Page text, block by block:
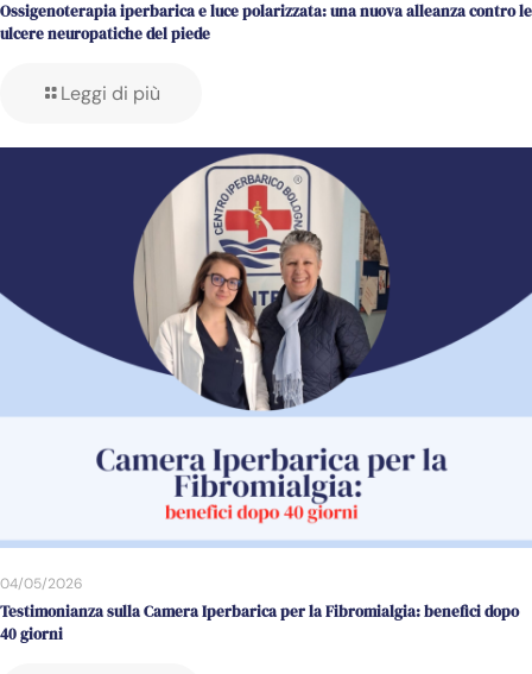
Ossigenoterapia iperbarica e luce polarizzata: una nuova alleanza contro le
ulcere neuropatiche del piede
Leggi di più
04/05/2026
Testimonianza sulla Camera Iperbarica per la Fibromialgia: benefici dopo
40 giorni